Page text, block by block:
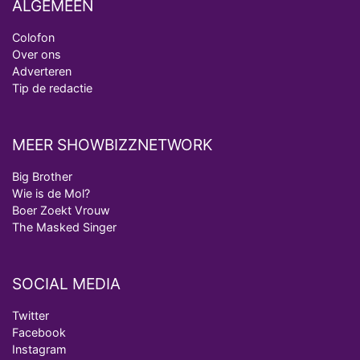
ALGEMEEN
Colofon
Over ons
Adverteren
Tip de redactie
MEER SHOWBIZZNETWORK
Big Brother
Wie is de Mol?
Boer Zoekt Vrouw
The Masked Singer
SOCIAL MEDIA
Twitter
Facebook
Instagram